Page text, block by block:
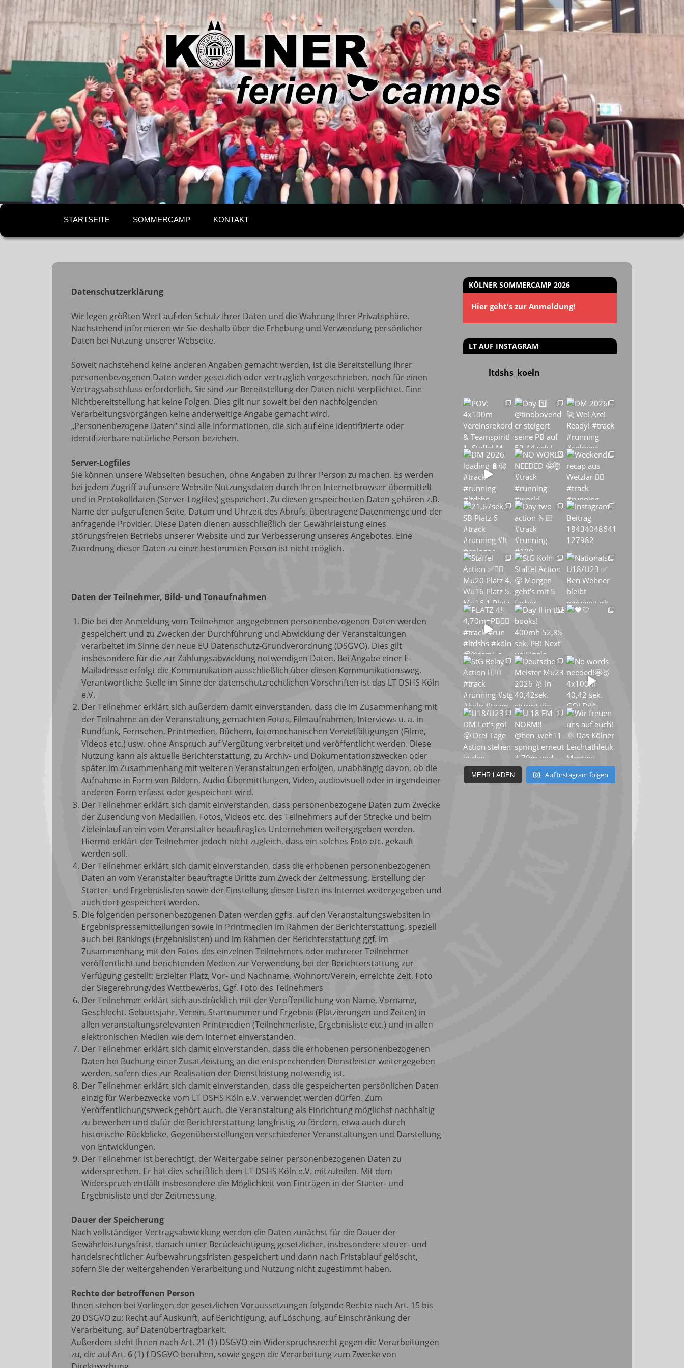
Kölner
Feriencamps
2026
STARTSEITE SOMMERCAMP KONTAKT
Zum
springenDatenschutzerklärung
Wir legen größten Wert auf den Schutz Ihrer Daten und die Wahrung Ihrer Privatsphäre.
Nachstehend informieren wir Sie deshalb über die Erhebung und Verwendung persönlicher
Daten bei Nutzung unserer Webseite.
Soweit nachstehend keine anderen Angaben gemacht werden, ist die Bereitstellung Ihrer
personenbezogenen Daten weder gesetzlich oder vertraglich vorgeschrieben, noch für einen
Vertragsabschluss erforderlich. Sie sind zur Bereitstellung der Daten nicht verpflichtet. Eine
Nichtbereitstellung hat keine Folgen. Dies gilt nur soweit bei den nachfolgenden
Verarbeitungsvorgängen keine anderweitige Angabe gemacht wird.
„Personenbezogene Daten“ sind alle Informationen, die sich auf eine identifizierte oder
identifizierbare natürliche Person beziehen.
Server-Logfiles
Sie können unsere Webseiten besuchen, ohne Angaben zu Ihrer Person zu machen. Es werden
bei jedem Zugriff auf unsere Website Nutzungsdaten durch Ihren Internetbrowser übermittelt
und in Protokolldaten (Server-Logfiles) gespeichert. Zu diesen gespeicherten Daten gehören z.B.
Name der aufgerufenen Seite, Datum und Uhrzeit des Abrufs, übertragene Datenmenge und der
anfragende Provider. Diese Daten dienen ausschließlich der Gewährleistung eines
störungsfreien Betriebs unserer Website und zur Verbesserung unseres Angebotes. Eine
Zuordnung dieser Daten zu einer bestimmten Person ist nicht möglich.
Daten der Teilnehmer, Bild- und Tonaufnahmen
Die bei der Anmeldung vom Teilnehmer angegebenen personenbezogenen Daten werden
gespeichert und zu Zwecken der Durchführung und Abwicklung der Veranstaltungen
verarbeitet im Sinne der neue EU Datenschutz-Grundverordnung (DSGVO). Dies gilt
insbesondere für die zur Zahlungsabwicklung notwendigen Daten. Bei Angabe einer E-
Mailadresse erfolgt die Kommunikation ausschließlich über diesen Kommunikationsweg.
Verantwortliche Stelle im Sinne der datenschutzrechtlichen Vorschriften ist das LT DSHS Köln
e.V.
Der Teilnehmer erklärt sich außerdem damit einverstanden, dass die im Zusammenhang mit
der Teilnahme an der Veranstaltung gemachten Fotos, Filmaufnahmen, Interviews u. a. in
Rundfunk, Fernsehen, Printmedien, Büchern, fotomechanischen Vervielfältigungen (Filme,
Videos etc.) usw. ohne Anspruch auf Vergütung verbreitet und veröffentlicht werden. Diese
Nutzung kann als aktuelle Berichterstattung, zu Archiv- und Dokumentationszwecken oder
später im Zusammenhang mit weiteren Veranstaltungen erfolgen, unabhängig davon, ob die
Aufnahme in Form von Bildern, Audio Übermittlungen, Video, audiovisuell oder in irgendeiner
anderen Form erfasst oder gespeichert wird.
Der Teilnehmer erklärt sich damit einverstanden, dass personenbezogene Daten zum Zwecke
der Zusendung von Medaillen, Fotos, Videos etc. des Teilnehmers auf der Strecke und beim
Zieleinlauf an ein vom Veranstalter beauftragtes Unternehmen weitergegeben werden.
Hiermit erklärt der Teilnehmer jedoch nicht zugleich, dass ein solches Foto etc. gekauft
werden soll.
Der Teilnehmer erklärt sich damit einverstanden, dass die erhobenen personenbezogenen
Daten an vom Veranstalter beauftragte Dritte zum Zweck der Zeitmessung, Erstellung der
Starter- und Ergebnislisten sowie der Einstellung dieser Listen ins Internet weitergegeben und
auch dort gespeichert werden.
Die folgenden personenbezogenen Daten werden ggfls. auf den Veranstaltungswebsiten in
Ergebnispressemitteilungen sowie in Printmedien im Rahmen der Berichterstattung, speziell
auch bei Rankings (Ergebnislisten) und im Rahmen der Berichterstattung ggf. im
Zusammenhang mit den Fotos des einzelnen Teilnehmers oder mehrerer Teilnehmer
veröffentlicht und berichtenden Medien zur Verwendung bei der Berichterstattung zur
Verfügung gestellt: Erzielter Platz, Vor- und Nachname, Wohnort/Verein, erreichte Zeit, Foto
der Siegerehrung/des Wettbewerbs, Ggf. Foto des Teilnehmers
Der Teilnehmer erklärt sich ausdrücklich mit der Veröffentlichung von Name, Vorname,
Geschlecht, Geburtsjahr, Verein, Startnummer und Ergebnis (Platzierungen und Zeiten) in
allen veranstaltungsrelevanten Printmedien (Teilnehmerliste, Ergebnisliste etc.) und in allen
elektronischen Medien wie dem Internet einverstanden.
Der Teilnehmer erklärt sich damit einverstanden, dass die erhobenen personenbezogenen
Daten bei Buchung einer Zusatzleistung an die entsprechenden Dienstleister weitergegeben
werden, sofern dies zur Realisation der Dienstleistung notwendig ist.
Der Teilnehmer erklärt sich damit einverstanden, dass die gespeicherten persönlichen Daten
einzig für Werbezwecke vom LT DSHS Köln e.V. verwendet werden dürfen. Zum
Veröffentlichungszweck gehört auch, die Veranstaltung als Einrichtung möglichst nachhaltig
zu bewerben und dafür die Berichterstattung langfristig zu fördern, etwa auch durch
historische Rückblicke, Gegenüberstellungen verschiedener Veranstaltungen und Darstellung
von Entwicklungen.
Der Teilnehmer ist berechtigt, der Weitergabe seiner personenbezogenen Daten zu
widersprechen. Er hat dies schriftlich dem LT DSHS Köln e.V. mitzuteilen. Mit dem
Widerspruch entfällt insbesondere die Möglichkeit von Einträgen in der Starter- und
Ergebnisliste und der Zeitmessung.
Dauer der Speicherung
Nach vollständiger Vertragsabwicklung werden die Daten zunächst für die Dauer der
Gewährleistungsfrist, danach unter Berücksichtigung gesetzlicher, insbesondere steuer- und
handelsrechtlicher Aufbewahrungsfristen gespeichert und dann nach Fristablauf gelöscht,
sofern Sie der weitergehenden Verarbeitung und Nutzung nicht zugestimmt haben.
Rechte der betroffenen Person
Ihnen stehen bei Vorliegen der gesetzlichen Voraussetzungen folgende Rechte nach Art. 15 bis
20 DSGVO zu: Recht auf Auskunft, auf Berichtigung, auf Löschung, auf Einschränkung der
Verarbeitung, auf Datenübertragbarkeit.
Außerdem steht Ihnen nach Art. 21 (1) DSGVO ein Widerspruchsrecht gegen die Verarbeitungen
zu, die auf Art. 6 (1) f DSGVO beruhen, sowie gegen die Verarbeitung zum Zwecke von
KÖLNER SOMMERCAMP 2026
Hier geht's zur Anmeldung!
LT AUF INSTAGRAM
ltdshs_koeln
MEHR LADEN Auf Instagram folgen